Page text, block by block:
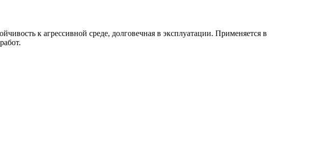
к агрессивной среде, долговечная в эксплуатации. Применяется в
работ.